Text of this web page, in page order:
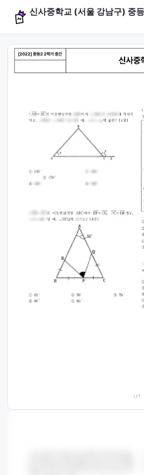
신사중학교 (서울 강남구) 중